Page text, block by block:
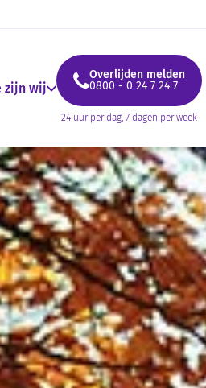
zijn wij
Overlijden melden
0800 - 0 24 7 24 7
24 uur per dag, 7 dagen per week